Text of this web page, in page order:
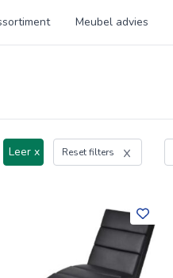
Meubel advies
Leer x Reset filters